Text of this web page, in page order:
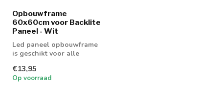
Opbouwframe
60x60cm voor Backlite
Paneel - Wit
Led paneel opbouwframe
is geschikt voor alle
€13,95
Op voorraad